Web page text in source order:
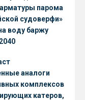
парома
проекта
судоверфи»
воду баржу
аналоги
комплексов
катеров,